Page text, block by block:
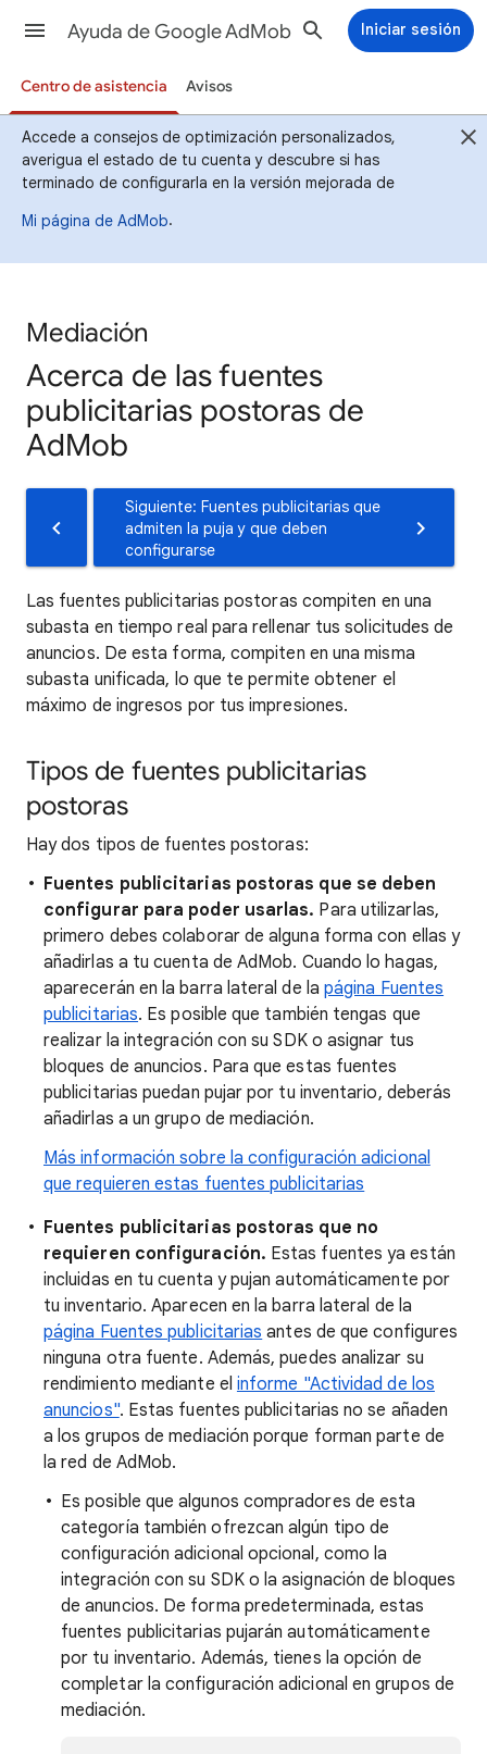
Ayuda de Google AdMob Iniciar sesión
Centro de asistencia Avisos
Accede a consejos de optimización personalizados,
averigua el estado de tu cuenta y descubre si has
terminado de configurarla en la versión mejorada de
Mi página de AdMob.
Mediación
Acerca de las fuentes
publicitarias postoras de
AdMob
Siguiente: Fuentes publicitarias que
admiten la puja y que deben
configurarse
Las fuentes publicitarias postoras compiten en una
subasta en tiempo real para rellenar tus solicitudes de
anuncios. De esta forma, compiten en una misma
subasta unificada, lo que te permite obtener el
máximo de ingresos por tus impresiones.
Tipos de fuentes publicitarias
postoras
Hay dos tipos de fuentes postoras:
Fuentes publicitarias postoras que se deben
configurar para poder usarlas. Para utilizarlas,
primero debes colaborar de alguna forma con ellas y
añadirlas a tu cuenta de AdMob. Cuando lo hagas,
aparecerán en la barra lateral de la página Fuentes
publicitarias. Es posible que también tengas que
realizar la integración con su SDK o asignar tus
bloques de anuncios. Para que estas fuentes
publicitarias puedan pujar por tu inventario, deberás
añadirlas a un grupo de mediación.
Más información sobre la configuración adicional
que requieren estas fuentes publicitarias
Fuentes publicitarias postoras que no
requieren configuración. Estas fuentes ya están
incluidas en tu cuenta y pujan automáticamente por
tu inventario. Aparecen en la barra lateral de la
página Fuentes publicitarias antes de que configures
ninguna otra fuente. Además, puedes analizar su
rendimiento mediante el informe "Actividad de los
anuncios". Estas fuentes publicitarias no se añaden
a los grupos de mediación porque forman parte de
la red de AdMob.
Es posible que algunos compradores de esta
categoría también ofrezcan algún tipo de
configuración adicional opcional, como la
integración con su SDK o la asignación de bloques
de anuncios. De forma predeterminada, estas
fuentes publicitarias pujarán automáticamente
por tu inventario. Además, tienes la opción de
completar la configuración adicional en grupos de
mediación.